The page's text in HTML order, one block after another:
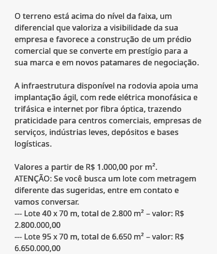
O terreno está acima do nível da faixa, um
diferencial que valoriza a visibilidade da sua
empresa e favorece a construção de um prédio
comercial que se converte em prestígio para a
sua marca e em novos patamares de negociação.
A infraestrutura disponível na rodovia apoia uma
implantação ágil, com rede elétrica monofásica e
trifásica e internet por fibra óptica, trazendo
praticidade para centros comerciais, empresas de
serviços, indústrias leves, depósitos e bases
logísticas.
Valores a partir de R$ 1.000,00 por m².
ATENÇÃO: Se você busca um lote com metragem
diferente das sugeridas, entre em contato e
vamos conversar.
--- Lote 40 x 70 m, total de 2.800 m² – valor: R$
2.800.000,00
--- Lote 95 x 70 m, total de 6.650 m² – valor: R$
6.650.000,00